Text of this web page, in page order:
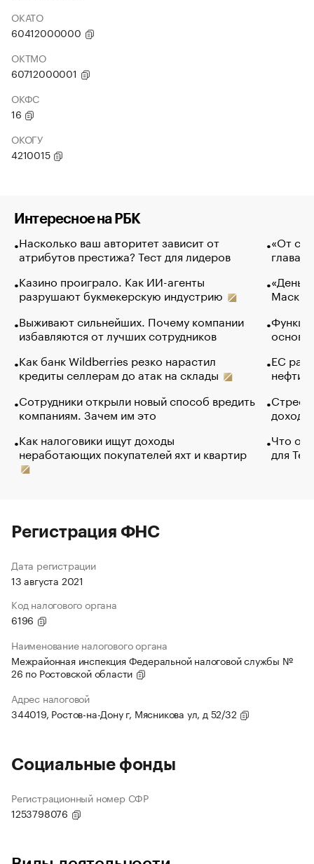
ОКАТО
60412000000
ОКТМО
60712000001
ОКФС
16
ОКОГУ
4210015
Интересное на РБК
Насколько ваш авторитет зависит от
атрибутов престижа? Тест для лидеров
Казино проиграло. Как ИИ-агенты
разрушают букмекерскую индустрию
Выживают сильнейших. Почему компании
избавляются от лучших сотрудников
Как банк Wildberries резко нарастил
кредиты селлерам до атак на склады
Сотрудники открыли новый способ вредить
компаниям. Зачем им это
Как налоговики ищут доходы
неработающих покупателей яхт и квартир
«От
глава
Маск в
основ
ЕС
нефти
Что
для
Регистрация ФНС
Дата регистрации
13 августа 2021
Код налогового органа
6196
Наименование налогового органа
Межрайонная инспекция Федеральной налоговой службы №
26 по Ростовской области
Адрес налоговой
344019, Ростов-на-Дону г, Мясникова ул, д 52/32
Социальные фонды
Регистрационный номер СФР
1253798076